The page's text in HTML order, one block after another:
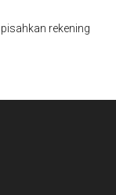
rekening